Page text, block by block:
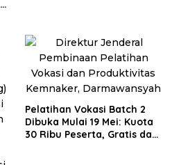
Pelatihan Vokasi Batch 2
Dibuka Mulai 19 Mei: Kuota
30 Ribu Peserta, Gratis dan